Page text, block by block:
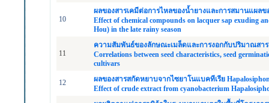
10
ผลของสารเคมีต่อการไหลของน้ำยางและการสมานแผล
Effect of chemical compounds on lacquer sap exuding
Hou) in the late rainy season
11
ความสัมพันธ์ของลักษณะเมล็ดและการงอกกับปริมาณสาร
Correlations between seed characteristics, seed
cultivars
12
ผลของสารสกัดหยาบจากไซยาโนแบคทีเรีย
Effect of crude extract from cyanobacterium